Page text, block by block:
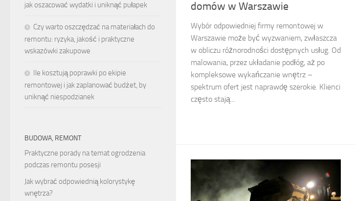
domów w Warszawie
Wybór odpowiedniej firmy remontowej w
Warszawie może być wyzwaniem, zwłaszcza
w obliczu różnorodności dostępnych usług. Od
malowania, przez układanie podłóg, aż po
kompleksowe wykańczanie wnętrz –
spektrum ofert jest naprawdę szerokie. Klienci
często stają...
jak oszacować wydatki i uniknąć pułapek
Czy warto oszczędzać na materiałach do
remontu: ryzyka, jakość i praktyczne
wskazówki zakupowe
Ile kosztują poprawki po ekipie
remontowej i jak zaplanować budżet, by
uniknąć niespodzianek
BUDOWA, REMONT
Praktyczne porady na temat ogrodzenia
podczas remontu posesji
Jak wybrać odpowiednią kolorystykę
wnętrza?